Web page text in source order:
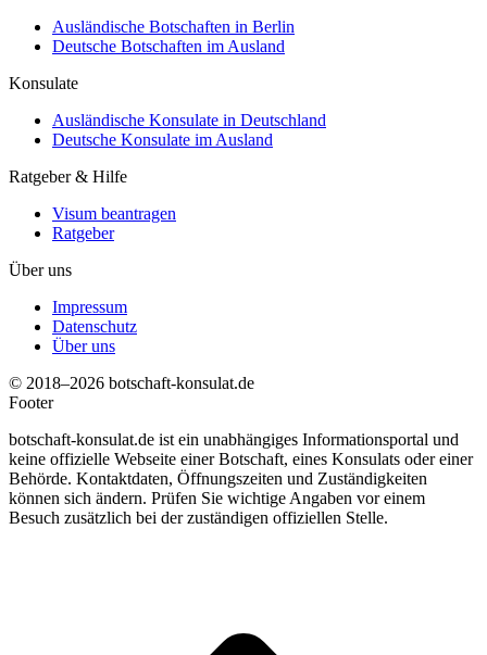
Ausländische Botschaften in Berlin
Deutsche Botschaften im Ausland
Konsulate
Ausländische Konsulate in Deutschland
Deutsche Konsulate im Ausland
Ratgeber & Hilfe
Visum beantragen
Ratgeber
Über uns
Impressum
Datenschutz
Über uns
© 2018–2026 botschaft-konsulat.de
Footer
botschaft-konsulat.de ist ein unabhängiges Informationsportal und
keine offizielle Webseite einer Botschaft, eines Konsulats oder einer
Behörde. Kontaktdaten, Öffnungszeiten und Zuständigkeiten
können sich ändern. Prüfen Sie wichtige Angaben vor einem
Besuch zusätzlich bei der zuständigen offiziellen Stelle.